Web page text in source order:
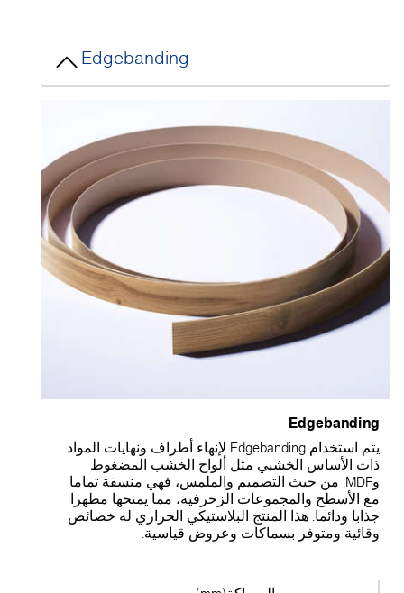
Edgebanding
يتم استخدام Edgebanding لإنهاء أطراف ونهايات المواد
الأساس الخشبي مثل ألواح الخشب المضغوط
وMDF. من حيث التصميم والملمس، فهي منسقة تماما
الأسطح والمجموعات الزخرفية، مما يمنحها مظهرا
ودائما. هذا المنتج البلاستيكي الحراري له خصائص
ومتوفر بسماكات وعروض قياسية.